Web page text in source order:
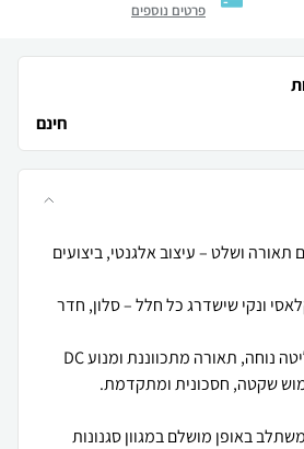
פרטים נוספים
חינם
תאורה ושלט – עיצוב אלגנטי, ביצועים
ונקי שישדרג כל חלל – סלון, חדר
מגיע עם שלט חכם לשליטה נוחה, תאורה מתכווננת ומנוע DC
באופן מושלם במגוון סגנונות